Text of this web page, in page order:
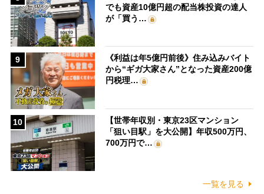
でも資産10億円超の配当株投資の達人
が「買う…
9
《利益は年5億円前後》住み込みバイト
から“ギガ大家さん”となった資産200億
円税理…
10
【世帯年収別・東京23区マンション
「狙い目駅」を大公開】年収500万円、
700万円で…
一覧を見る